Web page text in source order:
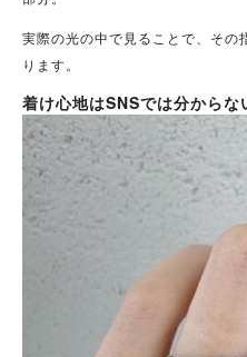
実際の光の中で見ることで、その
ります。
着け心地はSNSでは分からな